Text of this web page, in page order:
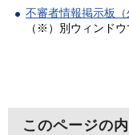
不審者情報掲示板（
（※）別ウィンド
このページの